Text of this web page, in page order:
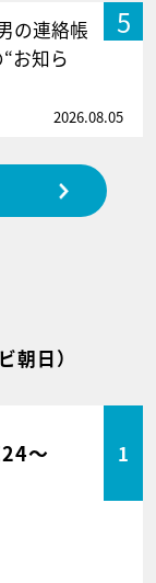
5
の連絡帳
お知ら
2026.08.05
朝日）
～ 1